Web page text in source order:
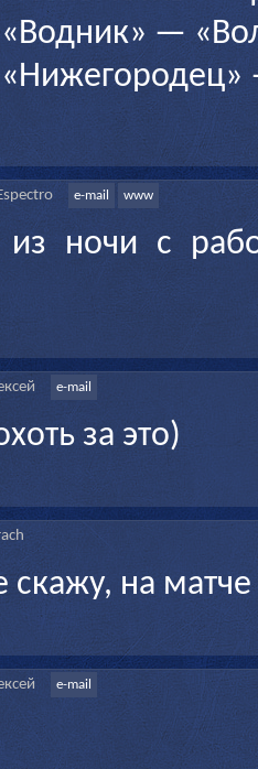
—
e-mail www
ночи с
e-mail
за это)
скажу, на
e-mail